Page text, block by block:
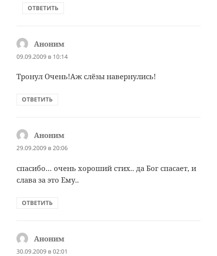
ОТВЕТИТЬ
Аноним
09.09.2009 в 10:14
Тронул Очень!Аж слёзы навернулись!
ОТВЕТИТЬ
Аноним
29.09.2009 в 20:06
спасибо… очень хороший стих.. да Бог спасает, и
слава за это Ему..
ОТВЕТИТЬ
Аноним
30.09.2009 в 02:01